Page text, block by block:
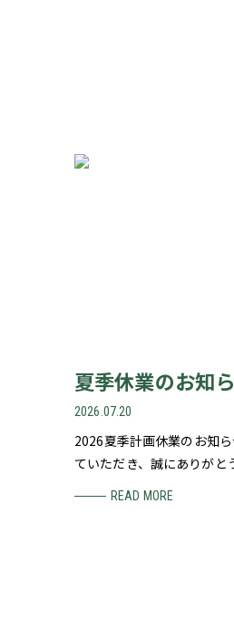
夏季休業のお知
2026.07.20
2026夏季計画休業のお知
ていただき、誠にありが
READ MORE